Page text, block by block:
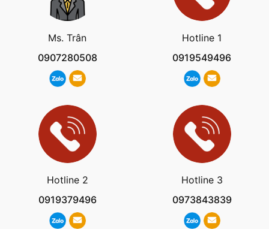
Ms. Trân
0907280508
Hotline 1
0919549496
Hotline 2
0919379496
Hotline 3
0973843839